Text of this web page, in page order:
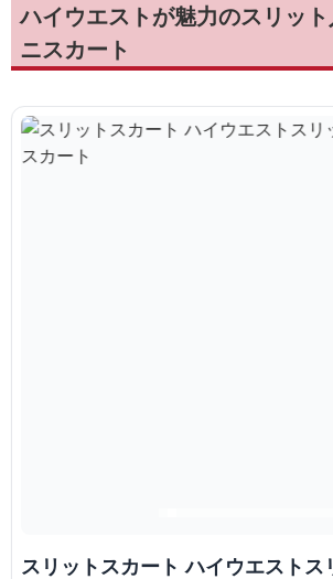
ハイウエストが魅力のスリッ
ニスカート
スリットスカート ハイウエストス